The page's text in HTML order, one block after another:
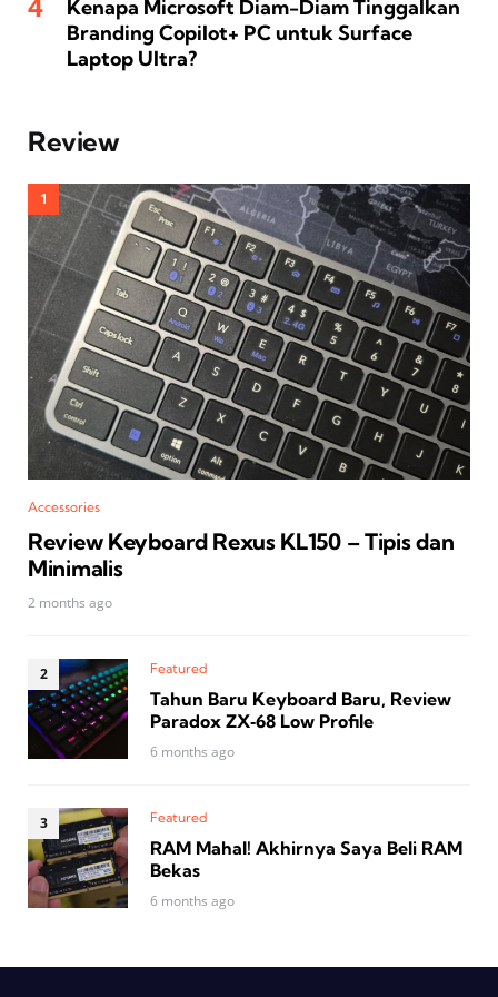
Kenapa Microsoft Diam-Diam Tinggalkan
Branding Copilot+ PC untuk Surface
Laptop Ultra?
Review
Accessories
Review Keyboard Rexus KL150 – Tipis dan
Minimalis
2 months ago
Featured
Tahun Baru Keyboard Baru, Review
Paradox ZX‑68 Low Profile
6 months ago
Featured
RAM Mahal! Akhirnya Saya Beli RAM
Bekas
6 months ago